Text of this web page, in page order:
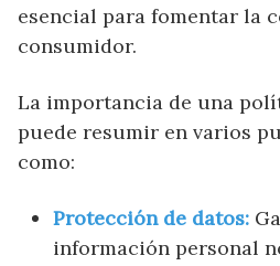
esencial para fomentar la
consumidor.
La importancia de una
puede resumir en varios
como:
Protección de datos:
información personal